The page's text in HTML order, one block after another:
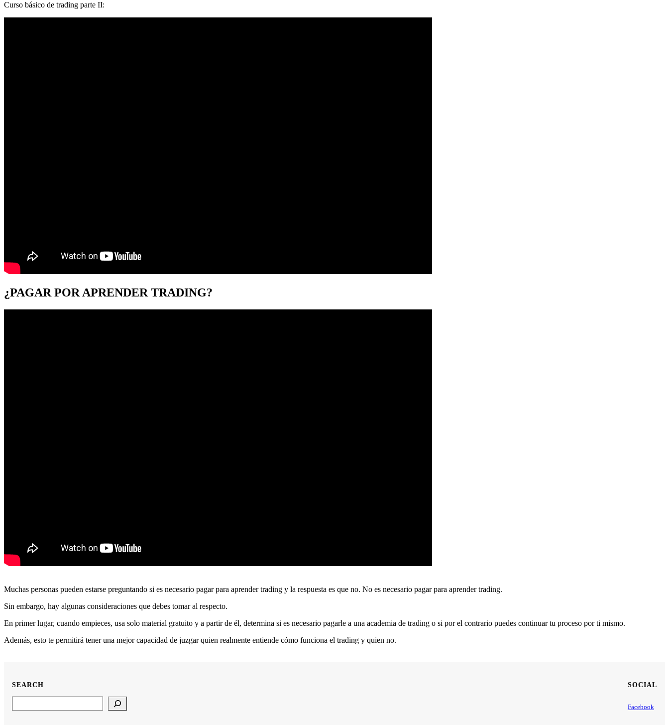
Curso básico de trading parte II:
¿PAGAR POR APRENDER TRADING?
Muchas personas pueden estarse preguntando si es necesario pagar para aprender trading y la respuesta es que no. No es necesario pagar para aprender trading.
Sin embargo, hay algunas consideraciones que debes tomar al respecto.
En primer lugar, cuando empieces, usa solo material gratuito y a partir de él, determina si es necesario pagarle a una academia de trading o si por el contrario puedes continuar tu proceso por ti mismo.
Además, esto te permitirá tener una mejor capacidad de juzgar quien realmente entiende cómo funciona el trading y quien no.
SEARCH SOCIAL
Facebook